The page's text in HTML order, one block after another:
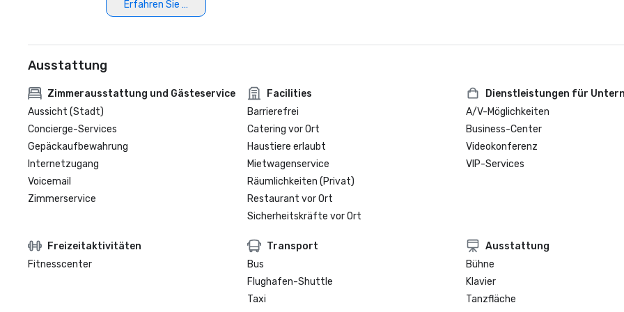
Erfahren Sie mehr
Ausstattung
Zimmerausstattung und Gästeservice
Aussicht (Stadt)
Concierge-Services
Gepäckaufbewahrung
Internetzugang
Voicemail
Zimmerservice
Facilities
Barrierefrei
Catering vor Ort
Haustiere erlaubt
Mietwagenservice
Räumlichkeiten (Privat)
Restaurant vor Ort
Sicherheitskräfte vor Ort
Dienstleistungen für
A/V-Möglichkeiten
Business-Center
Videokonferenz
VIP-Services
Freizeitaktivitäten
Fitnesscenter
Transport
Bus
Flughafen-Shuttle
Taxi
Ausstattung
Bühne
Klavier
Tanzfläche